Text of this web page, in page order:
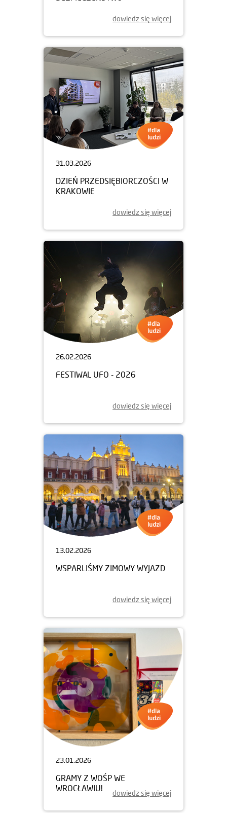
dowiedz się więcej
31.03.2026
DZIEŃ PRZEDSIĘBIORCZOŚCI W
KRAKOWIE
dowiedz się więcej
26.02.2026
FESTIWAL UFO - 2026
dowiedz się więcej
13.02.2026
WSPARLIŚMY ZIMOWY WYJAZD
dowiedz się więcej
23.01.2026
GRAMY Z WOŚP WE
WROCŁAWIU!
dowiedz się więcej